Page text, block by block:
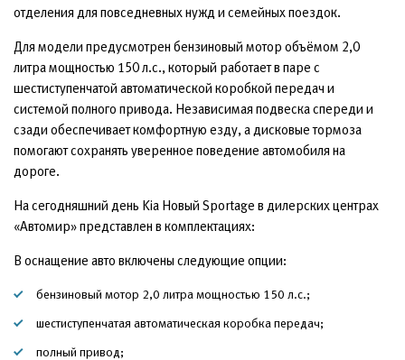
отделения для повседневных нужд и семейных поездок.
Для модели предусмотрен бензиновый мотор объёмом 2,0
литра мощностью 150 л.с., который работает в паре с
шестиступенчатой автоматической коробкой передач и
системой полного привода. Независимая подвеска спереди и
сзади обеспечивает комфортную езду, а дисковые тормоза
помогают сохранять уверенное поведение автомобиля на
дороге.
На сегодняшний день Kia Новый Sportage в дилерских центрах
«Автомир» представлен в комплектациях:
В оснащение авто включены следующие опции:
бензиновый мотор 2,0 литра мощностью 150 л.с.;
шестиступенчатая автоматическая коробка передач;
полный привод;